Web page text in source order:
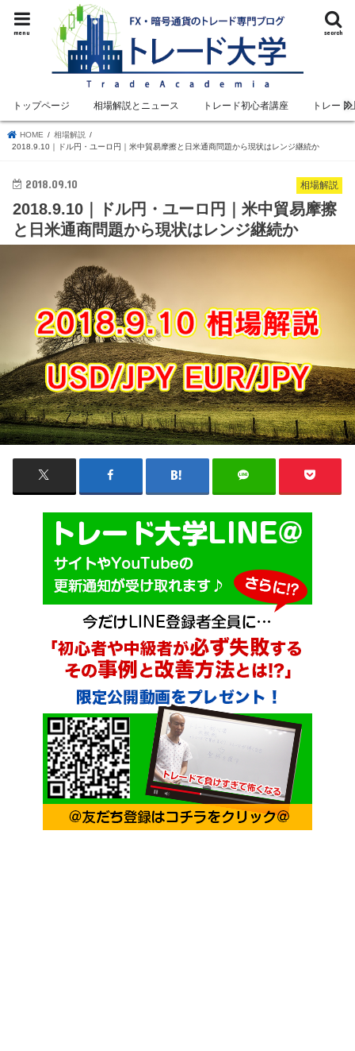
search
menu
トップページ 相場解説とニュース トレード初心者講座 トレード
HOME
相場解説
2018.9.10｜ドル円・ユーロ円｜米中貿易摩擦と日米通商問題から現状はレンジ継続か
相場解説
2018.09.10
2018.9.10｜ドル円・ユーロ円｜米中貿易摩擦
と日米通商問題から現状はレンジ継続か